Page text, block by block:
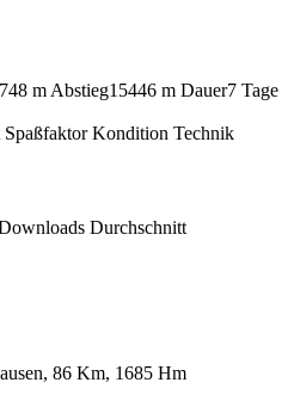
m Abstieg15446 m Dauer7 Tage
Spaßfaktor Kondition Technik
Durchschnitt
86 Km, 1685 Hm